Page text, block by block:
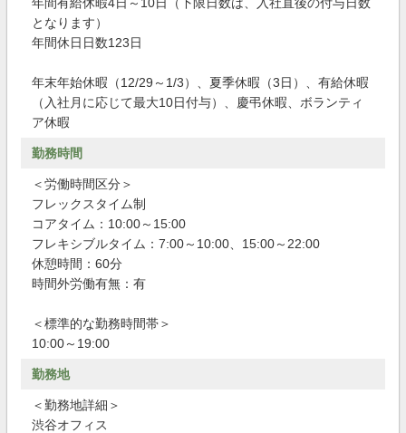
となります）
年間休日日数123日
年末年始休暇（12/29～1/3）、夏季休暇（3日）、有給休暇
（入社月に応じて最大10日付与）、慶弔休暇、ボランティ
ア休暇
勤務時間
＜労働時間区分＞
フレックスタイム制
コアタイム：10:00～15:00
フレキシブルタイム：7:00～10:00、15:00～22:00
休憩時間：60分
時間外労働有無：有
＜標準的な勤務時間帯＞
10:00～19:00
勤務地
＜勤務地詳細＞
渋谷オフィス